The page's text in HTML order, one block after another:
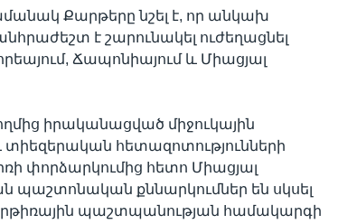
Քարթերը նշել է, որ անկախ
է շարունակել ուժեղացնել
Ճապոնիայում և Միացյալ
իրականացված միջուկային
հետազոտությունների
փորձարկումից հետո Միացյալ
պաշտոնական քննարկումներ են սկսել
պաշտպանության համակարգի